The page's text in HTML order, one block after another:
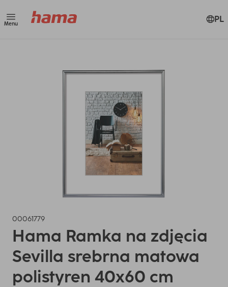
Menu PL
00061779
Hama Ramka na zdjęcia
Sevilla srebrna matowa
polistyren 40x60 cm